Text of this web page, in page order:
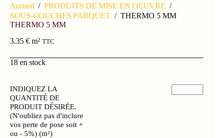
Accueil / PRODUITS DE MISE EN OEUVRE /
SOUS-COUCHES PARQUET / THERMO 5 MM
THERMO 5 MM
3.35 € m² TTC
18 en stock
INDIQUEZ LA
QUANTITÉ DE
PRODUIT DÉSIRÉE.
(N'oubliez pas d'inclure
vos perte de pose soit +
ou - 5%) (m²)